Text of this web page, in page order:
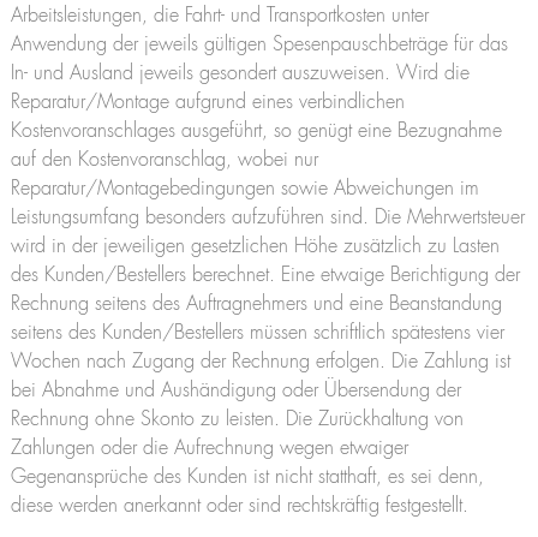
Arbeitsleistungen, die Fahrt- und Transportkosten unter
Anwendung der jeweils gültigen Spesenpauschbeträge für das
In- und Ausland jeweils gesondert auszuweisen. Wird die
Reparatur/Montage aufgrund eines verbindlichen
Kostenvoranschlages ausgeführt, so genügt eine Bezugnahme
auf den Kostenvoranschlag, wobei nur
Reparatur/Montagebedingungen sowie Abweichungen im
Leistungsumfang besonders aufzuführen sind. Die Mehrwertsteuer
wird in der jeweiligen gesetzlichen Höhe zusätzlich zu Lasten
des Kunden/Bestellers berechnet. Eine etwaige Berichtigung der
Rechnung seitens des Auftragnehmers und eine Beanstandung
seitens des Kunden/Bestellers müssen schriftlich spätestens vier
Wochen nach Zugang der Rechnung erfolgen. Die Zahlung ist
bei Abnahme und Aushändigung oder Übersendung der
Rechnung ohne Skonto zu leisten. Die Zurückhaltung von
Zahlungen oder die Aufrechnung wegen etwaiger
Gegenansprüche des Kunden ist nicht statthaft, es sei denn,
diese werden anerkannt oder sind rechtskräftig festgestellt.